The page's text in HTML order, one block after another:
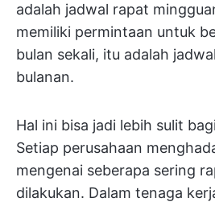
adalah jadwal rapat
memiliki permintaan untuk
bulan sekali, itu adalah
bulanan.
Hal ini bisa jadi lebih sulit
Setiap perusahaan
mengenai seberapa sering
dilakukan. Dalam tenaga